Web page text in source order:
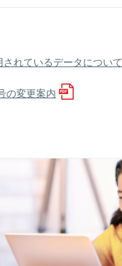
れているデータについて
の変更案内